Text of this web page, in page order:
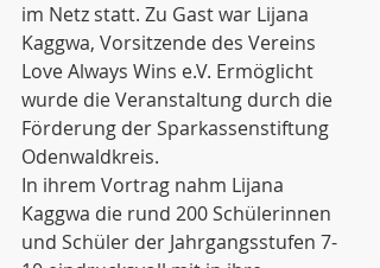
im Netz statt. Zu Gast war Lijana
Kaggwa, Vorsitzende des Vereins
Love Always Wins e.V. Ermöglicht
wurde die Veranstaltung durch die
Förderung der Sparkassenstiftung
Odenwaldkreis.
In ihrem Vortrag nahm Lijana
Kaggwa die rund 200 Schülerinnen
und Schüler der Jahrgangsstufen 7-